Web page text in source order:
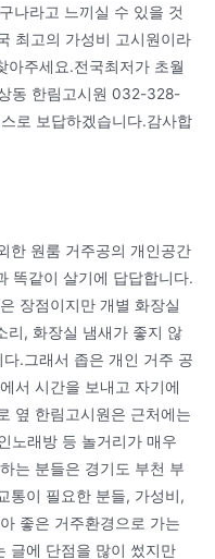
나라고 느끼실 수 있을 것
최고의 가성비 고시원이라
아주세요.전국최저가 초월
동 한림고시원 032-328-
로 보답하겠습니다.감사합
한 원룸 거주공의 개인공간
똑같이 살기에 답답합니다.
장점이지만 개별 화장실
리, 화장실 냄새가 좋지 않
.그래서 좁은 개인 거주 공
서 시간을 보내고 자기에
옆 한림고시원은 근처에는
노래방 등 놀거리가 매우
는 분들은 경기도 부천 부
통이 필요한 분들, 가성비,
좋은 거주환경으로 가는
글에 단점을 많이 썼지만